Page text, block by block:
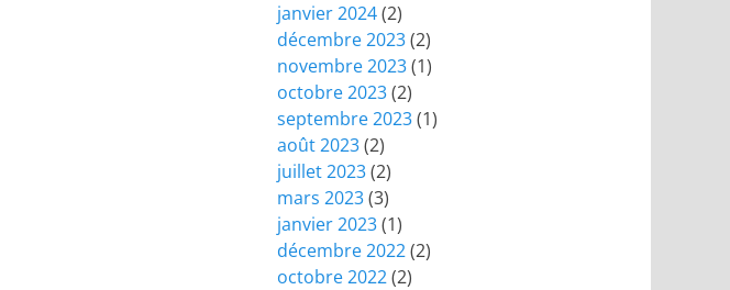
janvier 2024(2)
décembre 2023(2)
novembre 2023(1)
octobre 2023(2)
septembre 2023(1)
août 2023(2)
juillet 2023(2)
mars 2023(3)
janvier 2023(1)
décembre 2022(2)
octobre 2022(2)